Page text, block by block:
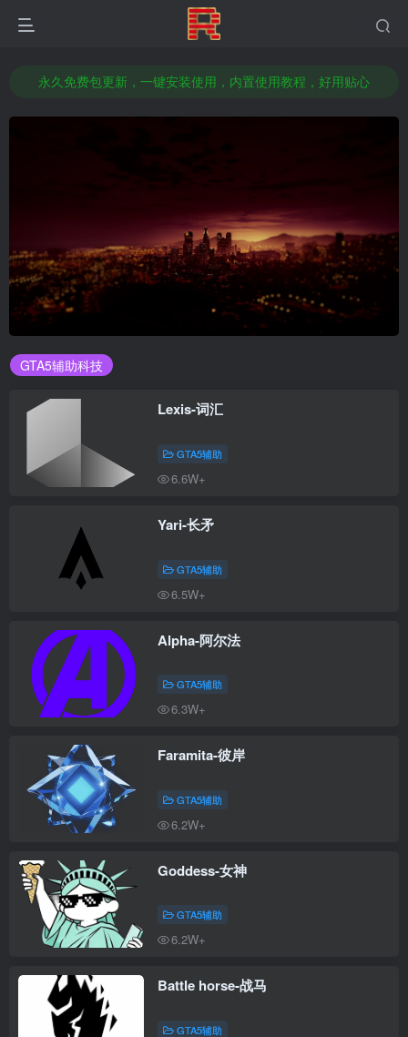
本站已推出部分科技支持GTA5增强版辅助/GTA5传承版辅助/或支持支持双版
永久免费包更新，一键安装使用，内置使用教程，好用贴心
想赚钱改变命运吗？无需囤货做代理，轻松日入几百，前往店铺了解加盟代理！
GTA5辅助科技
Lexis-词汇
GTA5辅助
6.6W+
Yari-长矛
GTA5辅助
6.5W+
Alpha-阿尔法
GTA5辅助
6.3W+
Faramita-彼岸
GTA5辅助
6.2W+
Goddess-女神
GTA5辅助
6.2W+
Battle horse-战马
GTA5辅助